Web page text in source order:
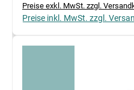
Preise exkl. MwSt. zzgl.
Preise inkl. MwSt. zzgl.